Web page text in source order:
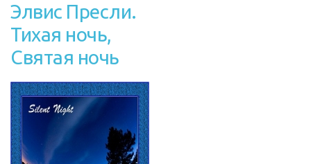
Элвис Пресли.
Тихая ночь,
Святая ночь